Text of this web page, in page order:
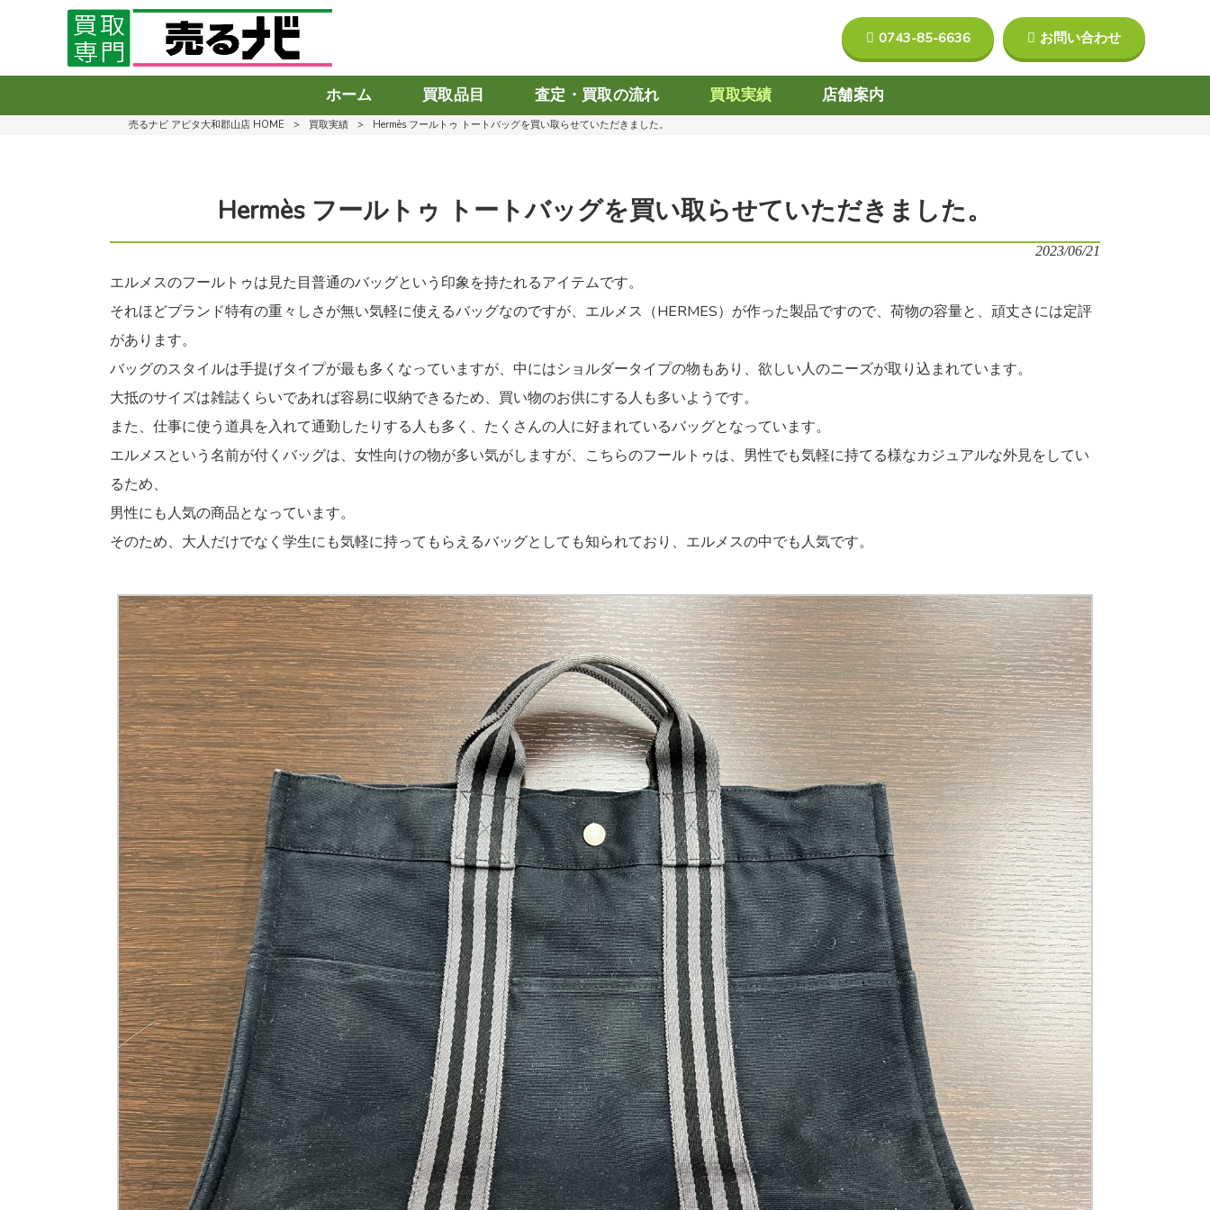
0743-85-6636 お問い合わせ
ホーム 買取品目 査定・買取の流れ 買取実績 店舗案内
売るナビ アピタ大和郡山店 HOME > 買取実績 > Hermès フールトゥ トートバッグを買い取らせていただきました。
Hermès フールトゥ トートバッグを買い取らせていただきました。
2023/06/21
エルメスのフールトゥは見た目普通のバッグという印象を持たれるアイテムです。
それほどブランド特有の重々しさが無い気軽に使えるバッグなのですが、 エルメス（HERMES） が作った製品ですので、荷物の容量と、頑丈さには定評
があります。
バッグのスタイルは手提げタイプが最も多くなっていますが、中にはショルダータイプの物もあり、欲しい人のニーズが取り込まれています。
大抵のサイズは雑誌くらいであれば容易に収納できるため、買い物のお供にする人も多いようです。
また、仕事に使う道具を入れて通勤したりする人も多く、たくさんの人に好まれているバッグとなっています。
エルメスという名前が付くバッグは、女性向けの物が多い気がしますが、こちらのフールトゥは、男性でも気軽に持てる様なカジュアルな外見をしてい
るため、
男性にも人気の商品となっています。
そのため、大人だけでなく学生にも気軽に持ってもらえるバッグとしても知られており、エルメスの中でも人気です。